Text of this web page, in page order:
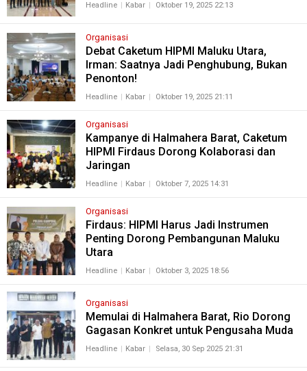
Headline Kabar Oktober 19, 2025 22:13
Organisasi
Debat Caketum HIPMI Maluku Utara,
Irman: Saatnya Jadi Penghubung, Bukan
Penonton!
Headline Kabar Oktober 19, 2025 21:11
Organisasi
Kampanye di Halmahera Barat, Caketum
HIPMI Firdaus Dorong Kolaborasi dan
Jaringan
Headline Kabar Oktober 7, 2025 14:31
Organisasi
Firdaus: HIPMI Harus Jadi Instrumen
Penting Dorong Pembangunan Maluku
Utara
Headline Kabar Oktober 3, 2025 18:56
Organisasi
Memulai di Halmahera Barat, Rio Dorong
Gagasan Konkret untuk Pengusaha Muda
Headline Kabar Selasa, 30 Sep 2025 21:31